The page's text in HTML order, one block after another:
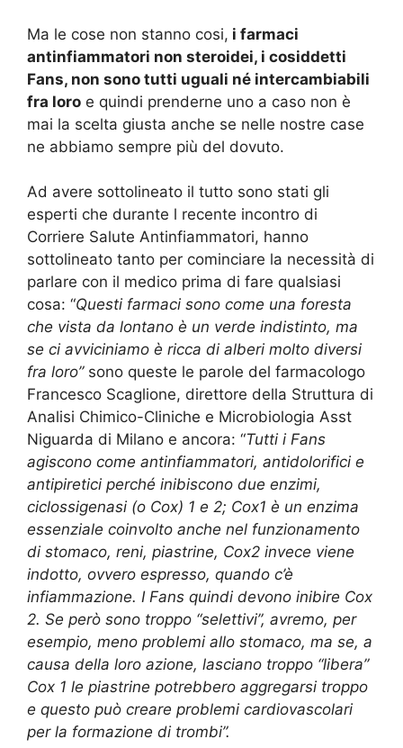
Ma le cose non stanno cosi, i farmaci
antinfiammatori non steroidei, i cosiddetti
Fans, non sono tutti uguali né intercambiabili
fra loro e quindi prenderne uno a caso non è
mai la scelta giusta anche se nelle nostre case
ne abbiamo sempre più del dovuto.
Ad avere sottolineato il tutto sono stati gli
esperti che durante l recente incontro di
Corriere Salute Antinfiammatori, hanno
sottolineato tanto per cominciare la necessità di
parlare con il medico prima di fare qualsiasi
cosa: “Questi farmaci sono come una foresta
che vista da lontano è un verde indistinto, ma
se ci avviciniamo è ricca di alberi molto diversi
fra loro”sono queste le parole del farmacologo
Francesco Scaglione, direttore della Struttura di
Analisi Chimico-Cliniche e Microbiologia Asst
Niguarda di Milano e ancora: “Tutti i Fans
agiscono come antinfiammatori, antidolorifici e
antipiretici perché inibiscono due enzimi,
ciclossigenasi (o Cox) 1 e 2; Cox1 è un enzima
essenziale coinvolto anche nel funzionamento
di stomaco, reni, piastrine, Cox2 invece viene
indotto, ovvero espresso, quando c’è
infiammazione. I Fans quindi devono inibire Cox
2. Se però sono troppo “selettivi”, avremo, per
esempio, meno problemi allo stomaco, ma se, a
causa della loro azione, lasciano troppo “libera”
Cox 1 le piastrine potrebbero aggregarsi troppo
e questo può creare problemi cardiovascolari
per la formazione di trombi”.